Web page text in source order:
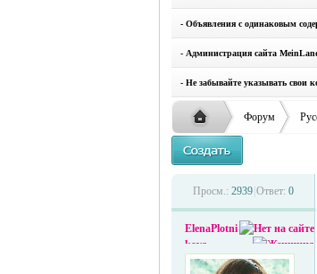
- Объявления с одинаковым
- Администрация сайта
- Не забывайте указывать свои
Русская ›
Форум
›
Просм.: 2939 Ответ: 0
ElenaPlotni
kova